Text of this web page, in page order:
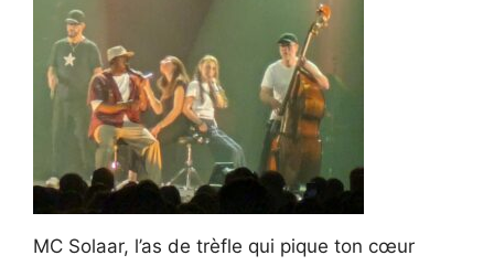
MC Solaar, l’as de trèfle qui pique ton cœur